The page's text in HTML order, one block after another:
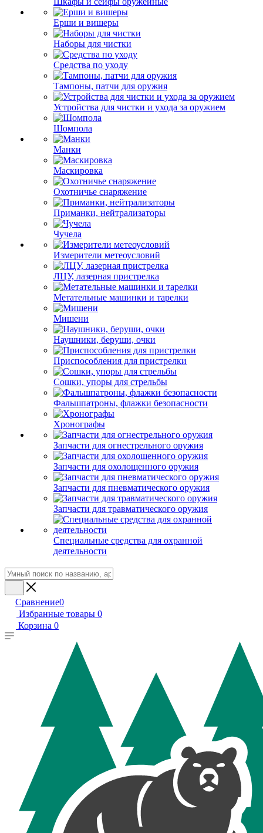
Ерши и вишеры
Наборы для чистки
Средства по уходу
Тампоны, патчи для оружия
Устройства для чистки и ухода за оружием
Шомпола
Манки
Маскировка
Охотничье снаряжение
Приманки, нейтрализаторы
Чучела
Измерители метеоусловий
ЛЦУ, лазерная пристрелка
Метательные машинки и тарелки
Мишени
Наушники, беруши, очки
Приспособления для пристрелки
Сошки, упоры для стрельбы
Фальшпатроны, флажки безопасности
Хронографы
Запчасти для огнестрельного оружия
Запчасти для охолощенного оружия
Запчасти для пневматического оружия
Запчасти для травматического оружия
Специальные средства для охранной
деятельности
Сравнение0
Избранные товары 0
Корзина 0